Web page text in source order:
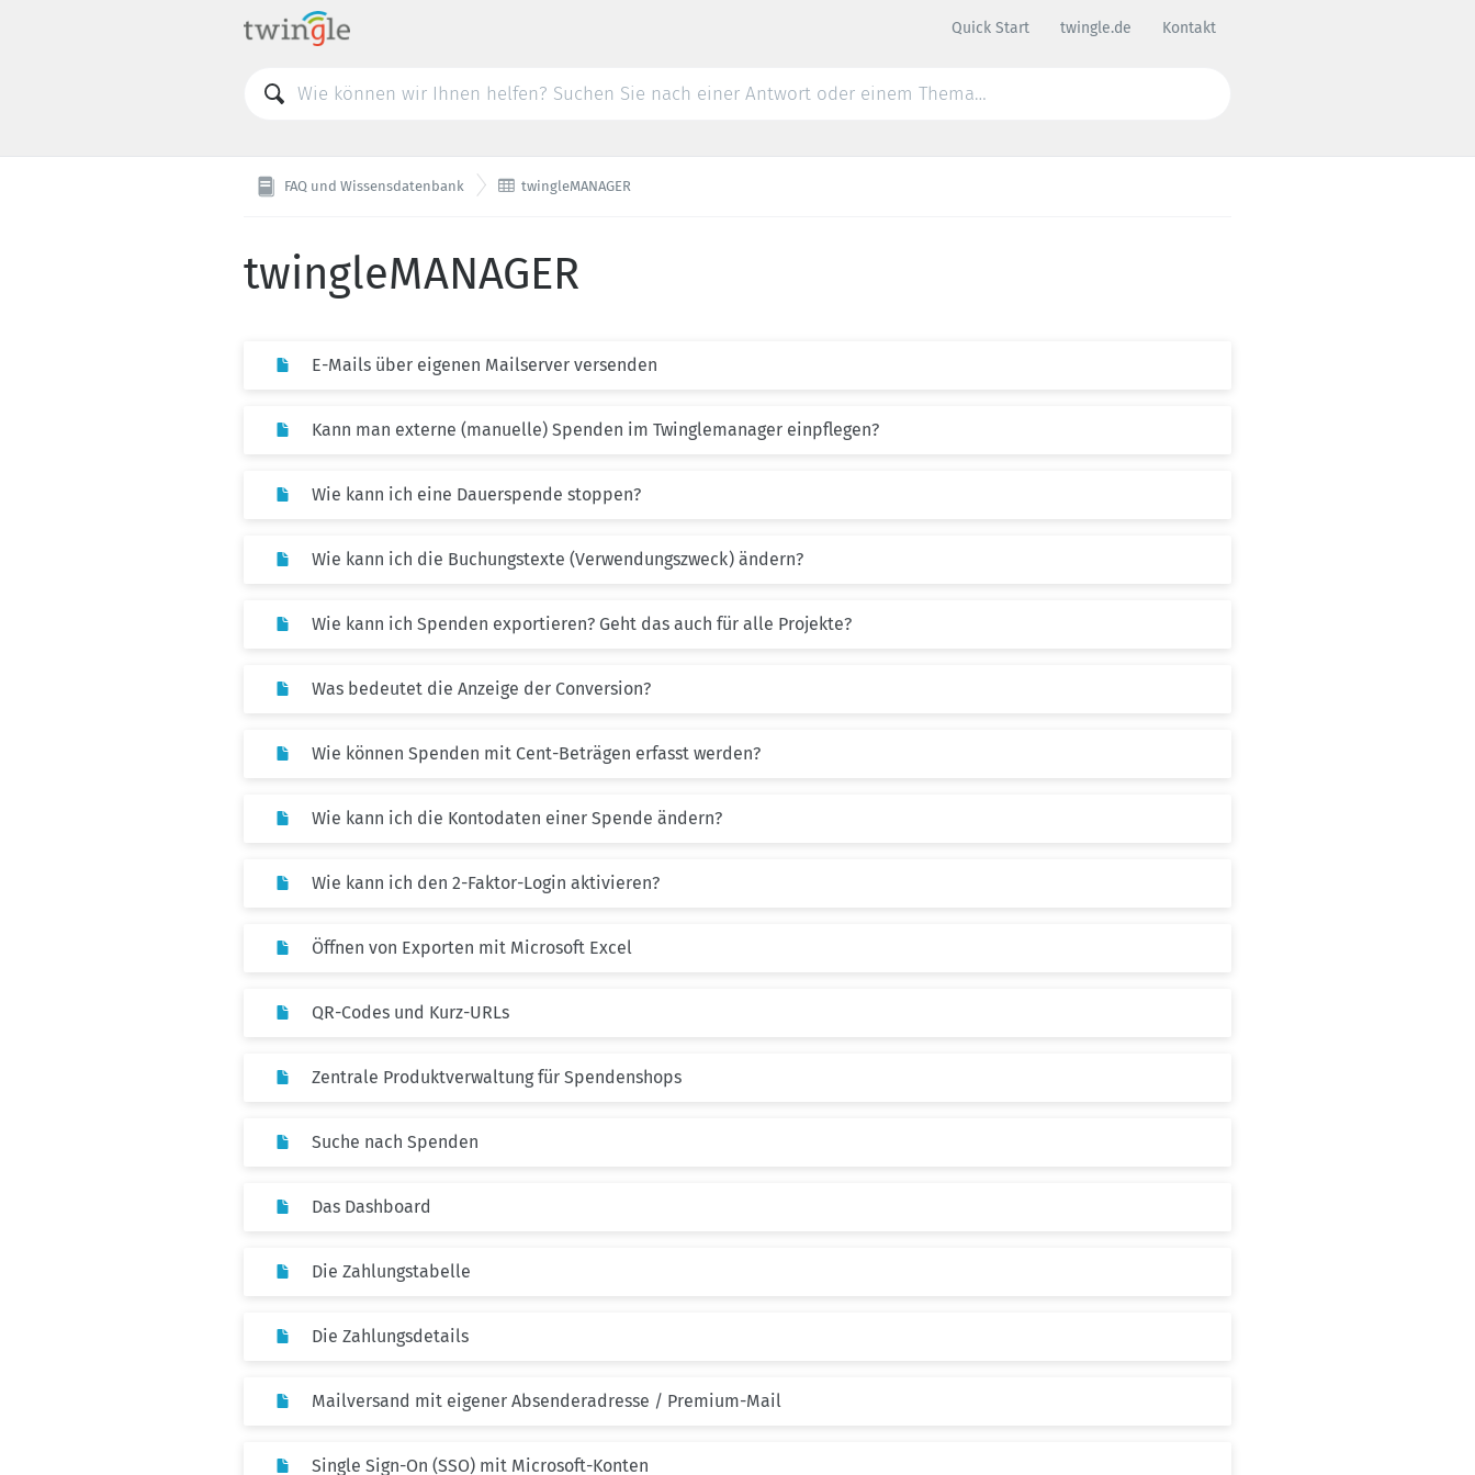
Quick Start twingle.de Kontakt
FAQ und Wissensdatenbank  twingleMANAGER
twingleMANAGER
E-Mails über eigenen Mailserver versenden
Kann man externe (manuelle) Spenden im Twinglemanager einpflegen?
Wie kann ich eine Dauerspende stoppen?
Wie kann ich die Buchungstexte (Verwendungszweck) ändern?
Wie kann ich Spenden exportieren? Geht das auch für alle Projekte?
Was bedeutet die Anzeige der Conversion?
Wie können Spenden mit Cent-Beträgen erfasst werden?
Wie kann ich die Kontodaten einer Spende ändern?
Wie kann ich den 2-Faktor-Login aktivieren?
Öffnen von Exporten mit Microsoft Excel
QR-Codes und Kurz-URLs
Zentrale Produktverwaltung für Spendenshops
Suche nach Spenden
Das Dashboard
Die Zahlungstabelle
Die Zahlungsdetails
Mailversand mit eigener Absenderadresse / Premium-Mail
Single Sign-On (SSO) mit Microsoft-Konten